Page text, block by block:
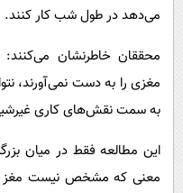
می‌دهد در طول شب کار کنند.
محققان خاطرنشان
مغزی را به دست نمی‌آورند،
به سمت نقش‌های کاری
این مطالعه فقط در میان
معنی که مشخص نیست مغز